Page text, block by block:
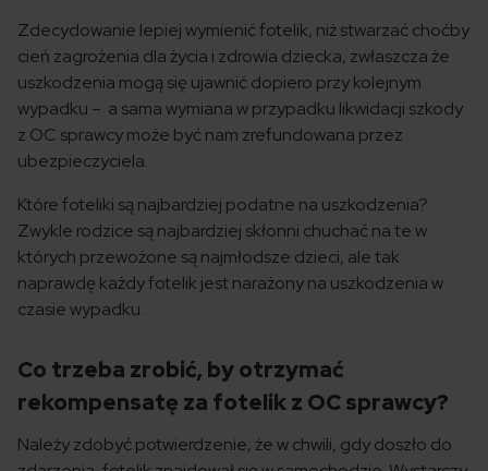
Zdecydowanie lepiej wymienić fotelik, niż stwarzać choćby
cień zagrożenia dla życia i zdrowia dziecka, zwłaszcza że
uszkodzenia mogą się ujawnić dopiero przy kolejnym
wypadku – a sama wymiana w przypadku likwidacji szkody
z OC sprawcy może być nam zrefundowana przez
ubezpieczyciela.
Które foteliki są najbardziej podatne na uszkodzenia?
Zwykle rodzice są najbardziej skłonni chuchać na te w
których przewożone są najmłodsze dzieci, ale tak
naprawdę każdy fotelik jest narażony na uszkodzenia w
czasie wypadku.
Co trzeba zrobić, by otrzymać
rekompensatę za fotelik z OC sprawcy?
Należy zdobyć potwierdzenie, że w chwili, gdy doszło do